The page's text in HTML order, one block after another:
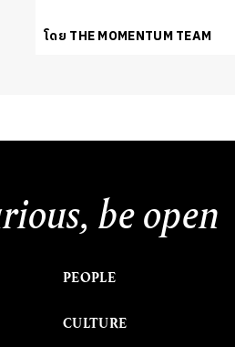
โดย THE MOMENTUM TEAM
be open
PEOPLE
CULTURE